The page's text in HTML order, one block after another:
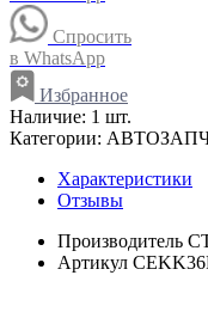
Спросить
в WhatsApp
Избранное
Наличие: 1 шт.
Категории:
Характеристики
Отзывы
Производитель
Артикул